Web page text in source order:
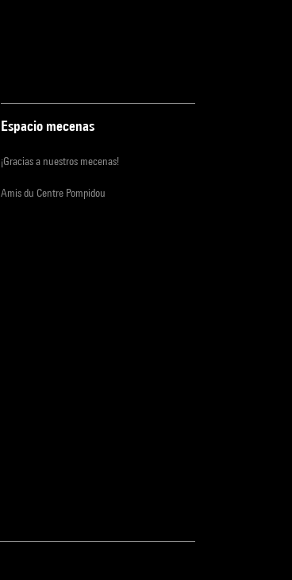
Espacio mecenas
¡Gracias a nuestros mecenas!
Amis du Centre Pompidou